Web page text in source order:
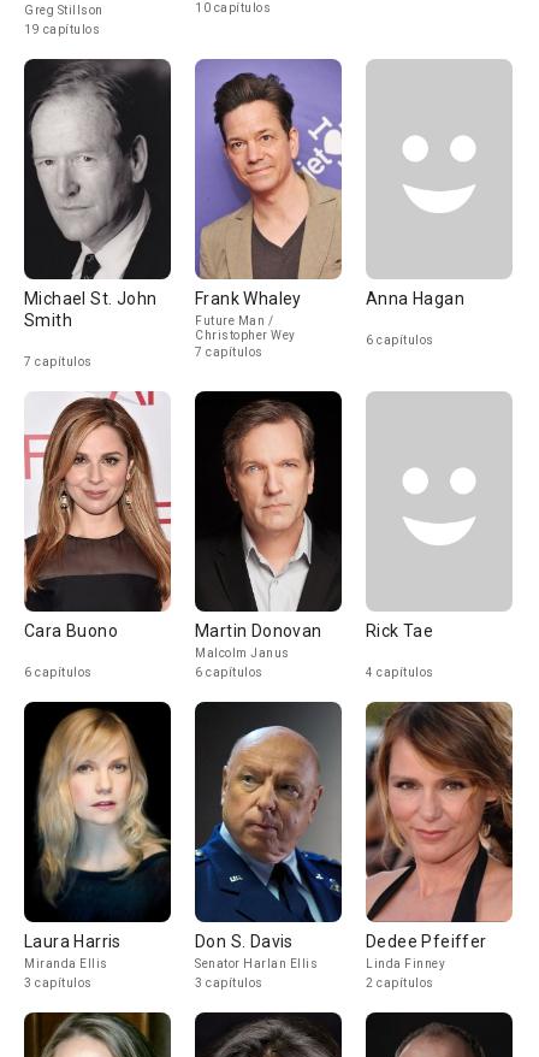
Greg Stillson
19 capítulos
10 capítulos
Michael St. John
Smith
7 capítulos
Frank Whaley
Future Man /
Christopher Wey
7 capítulos
Anna Hagan
6 capítulos
Cara Buono
6 capítulos
Martin Donovan
Malcolm Janus
6 capítulos
Rick Tae
4 capítulos
Laura Harris
Miranda Ellis
3 capítulos
Don S. Davis
Senator Harlan Ellis
3 capítulos
Dedee Pfeiffer
Linda Finney
2 capítulos